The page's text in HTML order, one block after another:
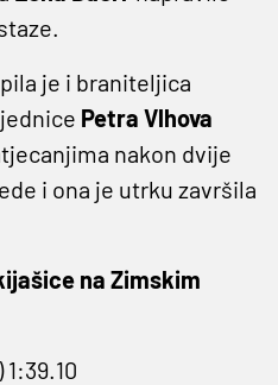
je i braniteljica
Petra Vlhova
nakon dvije
i ona je utrku završila
na Zimskim